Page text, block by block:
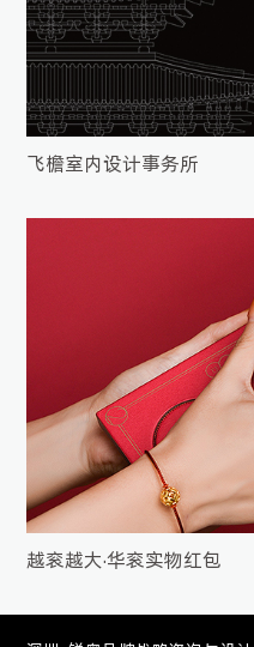
飞檐室内设计事务所
越衮越大·华衮实物红包